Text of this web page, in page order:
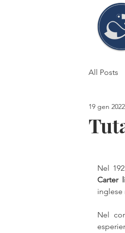
All Posts
19 gen 2022
Nel
Carter
inglese
Nel